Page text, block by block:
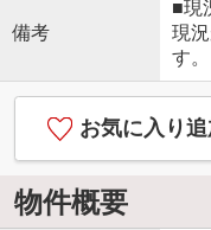
備考
■現
現
す。
お気に入り追
物件概要